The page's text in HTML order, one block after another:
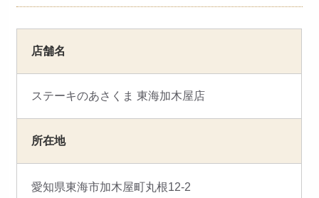
店舗名
ステーキのあさくま 東海加木屋店
所在地
愛知県東海市加木屋町丸根12-2